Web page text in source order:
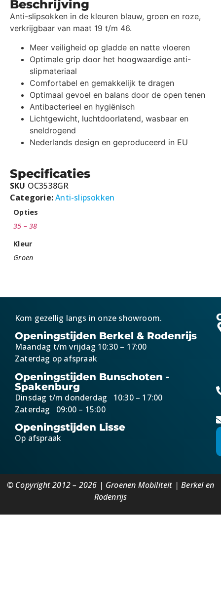
Beschrijving
Anti-slipsokken in de kleuren blauw, groen en roze,
verkrijgbaar van maat 19 t/m 46.
Meer veiligheid op gladde en natte vloeren
Optimale grip door het hoogwaardige anti-
slipmateriaal
Comfortabel en gemakkelijk te dragen
Optimaal gevoel en balans door de open tenen
Antibacterieel en hygiënisch
Lichtgewicht, luchtdoorlatend, wasbaar en
sneldrogend
Nederlands design en geproduceerd in EU
Specificaties
SKU OC3538GR
Categorie:Anti-slipsokken
Opties
35 – 38
Kleur
Groen
Kom gezellig langs in onze showroom.
Openingstijden Berkel & Rodenrijs
Maandag t/m vrijdag 10:30 – 17:00
Zaterdag op afspraak
Openingstijden Bunschoten -
Spakenburg
Dinsdag t/m donderdag 10:30 – 17:00
Zaterdag 09:00 – 15:00
Openingstijden Lisse
Op afspraak
© Copyright 2012 – 2026 | Groenen Mobiliteit | Berkel en
Rodenrijs